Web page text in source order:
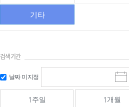
기타
검색기간
날짜 미지정
시
작
일
1주일 1개월